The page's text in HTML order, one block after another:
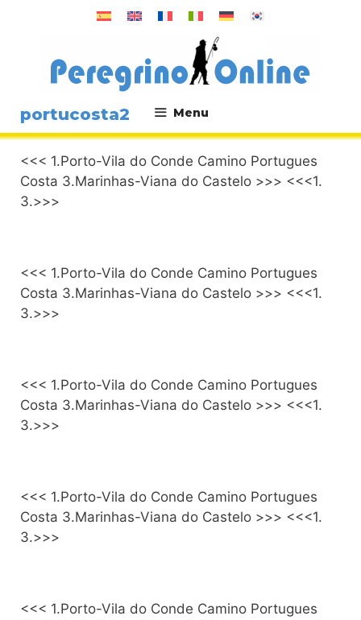
Menu
.
portucosta2
<<< 1.Porto-Vila do Conde Camino Portugues
Costa 3.Marinhas-Viana do Castelo >>> <<<1.
3.>>>
<<< 1.Porto-Vila do Conde Camino Portugues
Costa 3.Marinhas-Viana do Castelo >>> <<<1.
3.>>>
<<< 1.Porto-Vila do Conde Camino Portugues
Costa 3.Marinhas-Viana do Castelo >>> <<<1.
3.>>>
<<< 1.Porto-Vila do Conde Camino Portugues
Costa 3.Marinhas-Viana do Castelo >>> <<<1.
3.>>>
<<< 1.Porto-Vila do Conde Camino Portugues